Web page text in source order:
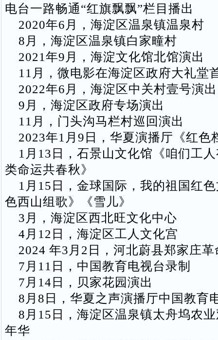
电台一路畅通“红旗飘飘”栏目播出
2020年6月，海淀区温泉镇温泉村
8月，海淀区温泉镇白家疃村
2021年9月，海淀文化馆北馆演出
11月，微电影在海淀区政府大礼堂
2022年6月，海淀区中关村壹号演出
9月，海淀区政府专场演出
11月，门头沟马栏村巡回演出
2023年1月9日，华夏演播厅《红色
1月13日，石景山文化馆《咱们工
类命运共春秋》
1月15日，金球国际，我的祖国红
色西山组歌》《雪儿》
3月，海淀区西北旺文化中心
4月12日，海淀区工人文化宫
2024 年3月2日，河北蔚县郑家庄革
7月11日，中国教育电视台录制
7月14日，贝家花园演出
8月8日，华夏之声演播厅中国教育
8月15日，海淀区温泉镇太舟坞农
年华